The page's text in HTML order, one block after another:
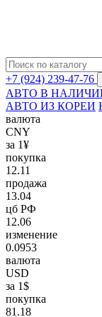
+7 (924) 239-47-76
АВТО В
АВТО ИЗ КОРЕИ
валюта
CNY
за 1¥
покупка
12.11
продажа
13.04
цб РФ
12.06
изменение
0.0953
валюта
USD
за 1$
покупка
81.18